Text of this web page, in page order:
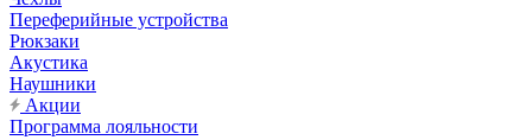
Переферийные устройства
Рюкзаки
Акустика
Наушники
Акции
Программа лояльности